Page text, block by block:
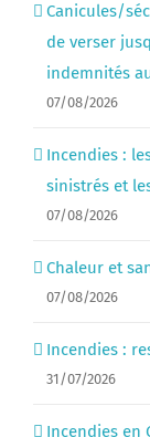
Canicules/
de verser
indemnités
07/08/2026
Incendies :
sinistrés et
07/08/2026
Chaleur et
07/08/2026
Incendies :
31/07/2026
Incendies en